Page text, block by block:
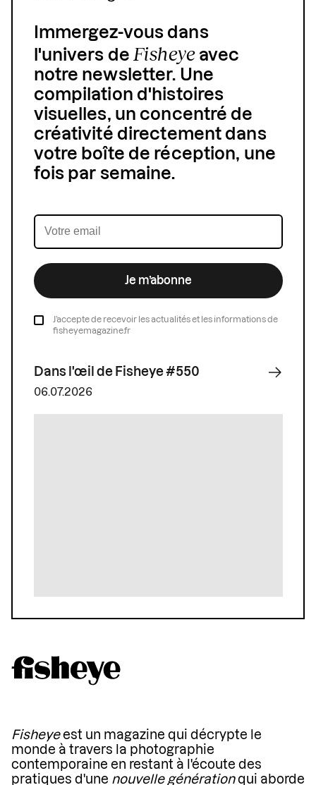
Immergez-vous dans
l'univers de Fisheyeavec
notre newsletter. Une
compilation d'histoires
visuelles, un concentré de
créativité directement dans
votre boîte de réception, une
fois par semaine.
Je m’abonne
J’accepte de recevoir les actualités et les informations de
fisheyemagazine.fr
Dans l'œil de Fisheye #550
06.07.2026
Fisheyeest un magazine qui décrypte le
monde à travers la photographie
contemporaine en restant à l'écoute des
pratiques d'une nouvelle générationqui aborde